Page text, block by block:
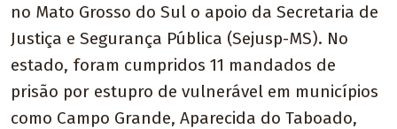
no Mato Grosso do Sul o apoio da Secretaria de
Justiça e Segurança Pública (Sejusp-MS). No
estado, foram cumpridos 11 mandados de
prisão por estupro de vulnerável em municípios
como Campo Grande, Aparecida do Taboado,